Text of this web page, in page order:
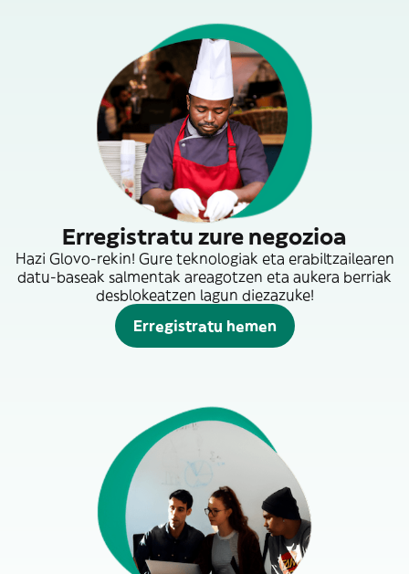
Erregistratu zure negozioa
Hazi Glovo-rekin! Gure teknologiak eta erabiltzailearen
datu-baseak salmentak areagotzen eta aukera berriak
desblokeatzen lagun diezazuke!
Erregistratu hemen